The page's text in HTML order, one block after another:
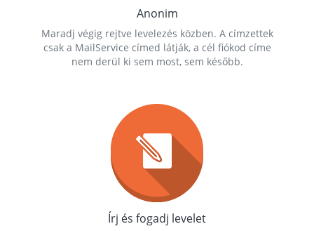
Anonim
Maradj végig rejtve levelezés közben. A címzettek
csak a MailService címed látják, a cél fiókod címe
nem derül ki sem most, sem később.
Írj és fogadj levelet